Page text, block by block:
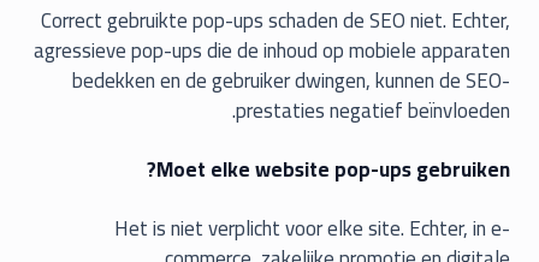
Correct gebruikte pop-ups schaden de SEO niet. Echter,
agressieve pop-ups die de inhoud op mobiele apparaten
bedekken en de gebruiker dwingen, kunnen de SEO-
prestaties negatief beïnvloeden.
Moet elke website pop-ups gebruiken?
Het is niet verplicht voor elke site. Echter, in e-